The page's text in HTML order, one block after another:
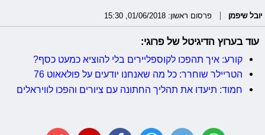
יובל שיפמן פרסום ראשון: 01/06/2018, 15:30
עוד בערוץ הדיגיטל של פרוגי:
קורע: איך תהפכו לקוספליירים בלי להוציא כמעט כסף?
הטריילר שוחרר: כל מה שאנחנו יודעים על פולאאוט 76
חמוד: תיעדו את תהליך החתונה עם ציורים והפכו לוויראלים